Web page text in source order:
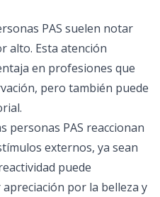
PAS suelen notar
alto. Esta atención
en profesiones que
pero también puede
personas PAS reaccionan
externos, ya sean
puede
por la belleza y